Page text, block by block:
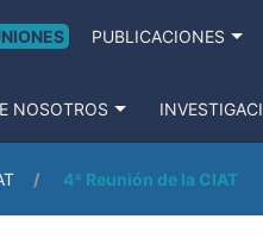
PUBLICACIONES
NOSOTROS
4ª Reunión de la CIAT